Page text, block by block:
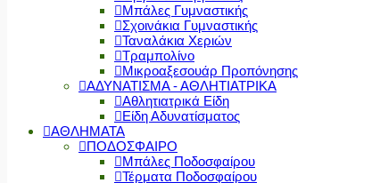
Μπάλες Γυμναστικής
Σχοινάκια Γυμναστικής
Ταναλάκια Χεριών
Τραμπολίνο
Μικροαξεσουάρ Προπόνησης
ΑΔΥΝΑΤΙΣΜΑ - ΑΘΛΗΤΙΑΤΡΙΚΑ
Αθλητιατρικά Είδη
Είδη Αδυνατίσματος
ΑΘΛΗΜΑΤΑ
ΠΟΔΟΣΦΑΙΡΟ
Μπάλες Ποδοσφαίρου
Τέρματα Ποδοσφαίρου